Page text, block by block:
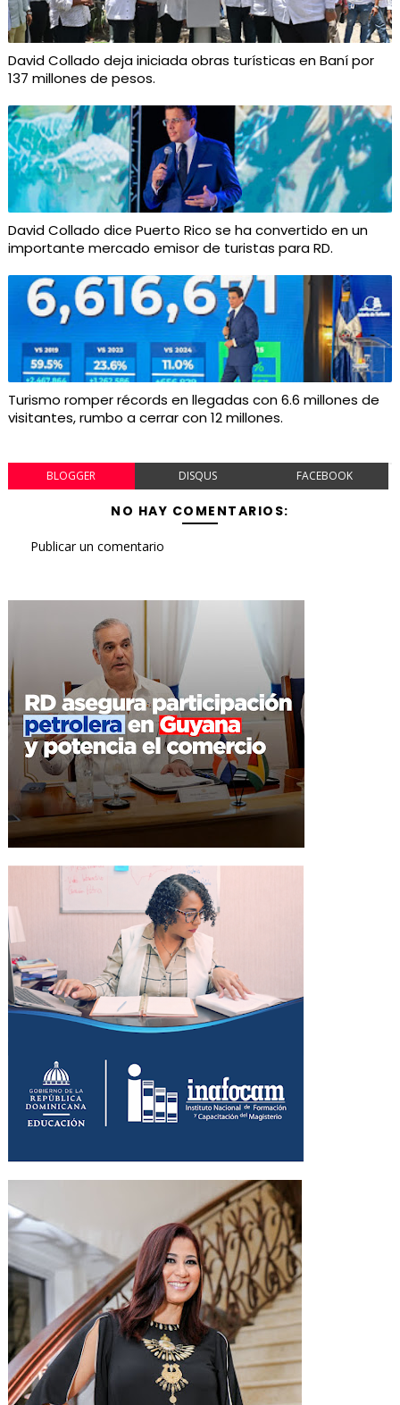
David Collado deja iniciada obras turísticas en Baní por
137 millones de pesos.
David Collado dice Puerto Rico se ha convertido en un
importante mercado emisor de turistas para RD.
Turismo romper récords en llegadas con 6.6 millones de
visitantes, rumbo a cerrar con 12 millones.
BLOGGER DISQUS FACEBOOK
NO HAY COMENTARIOS:
Publicar un comentario